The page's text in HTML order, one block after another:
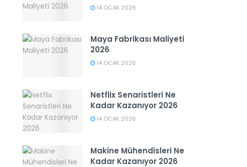
14 OCAK 2026
Maya Fabrikası Maliyeti
2026
14 OCAK 2026
Netflix Senaristleri Ne
Kadar Kazanıyor 2026
14 OCAK 2026
Makine Mühendisleri Ne
Kadar Kazanıyor 2026